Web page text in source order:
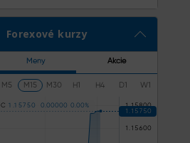
Forexové kurzy
Meny Akcie
M5 M15 M30 H1 H4 D1 W1
C 1 .1 5 7 50 0 .00000 0 .00 %